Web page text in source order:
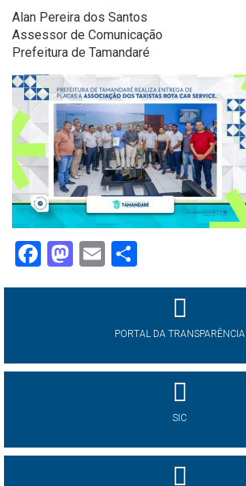
Alan Pereira dos Santos
Assessor de Comunicação
Prefeitura de Tamandaré
Facebook
Mastodon
Email
PORTAL DA TRANSPARÊNCIA
SIC